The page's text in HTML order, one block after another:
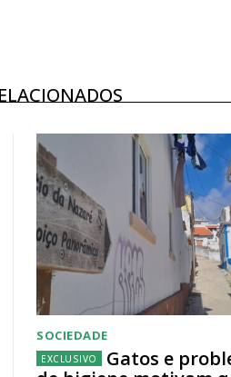
SOCIEDADE
Gatos e